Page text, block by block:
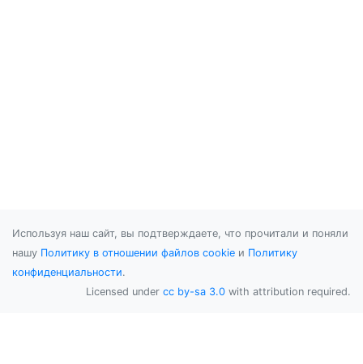
Используя наш сайт, вы подтверждаете, что прочитали и поняли
нашу Политику в отношении файлов cookie и Политику
конфиденциальности.
Licensed under cc by-sa 3.0 with attribution required.